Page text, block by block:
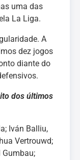
uma das
La Liga.
A
dez jogos
diante do
dos últimos
Iván Balliu,
Vertrouwd;
Gumbau;